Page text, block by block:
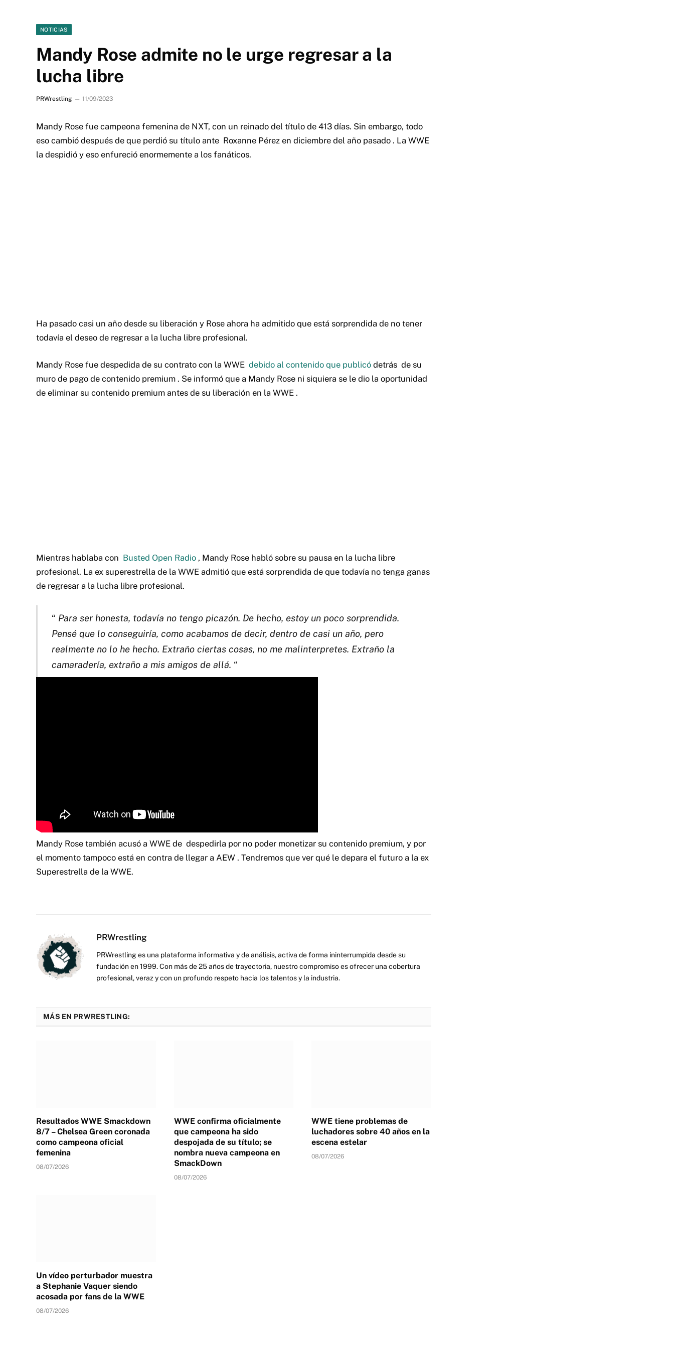
NOTICIAS
Mandy Rose admite no le urge regresar a la
lucha libre
PRWrestling 11/09/2023
Mandy Rose fue campeona femenina de NXT, con un reinado del título de 413 días. Sin embargo, todo
eso cambió después de que perdió su título ante Roxanne Pérez en diciembre del año pasado . La WWE
la despidió y eso enfureció enormemente a los fanáticos.
Ha pasado casi un año desde su liberación y Rose ahora ha admitido que está sorprendida de no tener
todavía el deseo de regresar a la lucha libre profesional.
Mandy Rose fue despedida de su contrato con la WWE debido al contenido que publicó detrás de su
muro de pago de contenido premium . Se informó que a Mandy Rose ni siquiera se le dio la oportunidad
de eliminar su contenido premium antes de su liberación en la WWE .
Mientras hablaba con Busted Open Radio , Mandy Rose habló sobre su pausa en la lucha libre
profesional. La ex superestrella de la WWE admitió que está sorprendida de que todavía no tenga ganas
de regresar a la lucha libre profesional.
“ Para ser honesta, todavía no tengo picazón. De hecho, estoy un poco sorprendida.
Pensé que lo conseguiría, como acabamos de decir, dentro de casi un año, pero
realmente no lo he hecho. Extraño ciertas cosas, no me malinterpretes. Extraño la
camaradería, extraño a mis amigos de allá. “
Mandy Rose también acusó a WWE de despedirla por no poder monetizar su contenido premium, y por
el momento tampoco está en contra de llegar a AEW . Tendremos que ver qué le depara el futuro a la ex
Superestrella de la WWE.
PRWrestling
PRWrestling es una plataforma informativa y de análisis, activa de forma ininterrumpida desde su
fundación en 1999. Con más de 25 años de trayectoria, nuestro compromiso es ofrecer una cobertura
profesional, veraz y con un profundo respeto hacia los talentos y la industria.
MÁS EN PRWRESTLING:
Resultados WWE Smackdown
8/7 – Chelsea Green coronada
como campeona oficial
femenina
08/07/2026
WWE confirma oficialmente
que campeona ha sido
despojada de su título; se
nombra nueva campeona en
SmackDown
08/07/2026
WWE tiene problemas de
luchadores sobre 40 años en la
escena estelar
08/07/2026
Un vídeo perturbador muestra
a Stephanie Vaquer siendo
acosada por fans de la WWE
08/07/2026